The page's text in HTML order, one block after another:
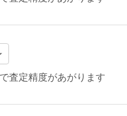
査定精度があがります